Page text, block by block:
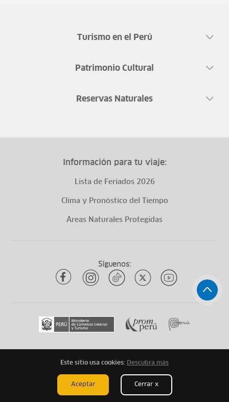
Turismo en el Perú
Patrimonio Cultural
Reservas Naturales
Información para tu viaje:
Lista de Feriados 2026
Clima y Pronóstico del Tiempo
Áreas Naturales Protegidas
Síguenos:
Todos los derechos reservadosytuqueplanes 2026
Mapa de Sitio Aviso Legal Términos Legales
Este sitio usa cookies: Descubra más
Aceptar Cerrar x